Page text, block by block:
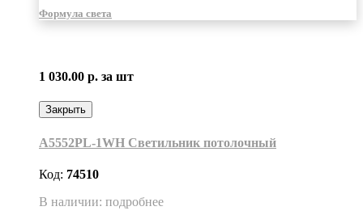
Формула света
1 030.00 р. за шт
Закрыть
A5552PL-1WH Светильник потолочный
Код: 74510
В наличии: подробнее